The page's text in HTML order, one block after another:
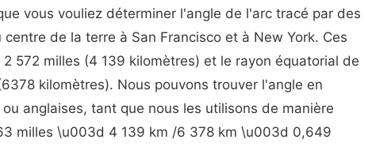
vous vouliez déterminer l'angle de l'arc tracé par des
de la terre à San Francisco et à New York. Ces
572 milles (4 139 kilomètres) et le rayon équatorial de
kilomètres). Nous pouvons trouver l'angle en
anglaises, tant que nous les utilisons de manière
milles \u003d 4 139 km /6 378 km \u003d 0,649